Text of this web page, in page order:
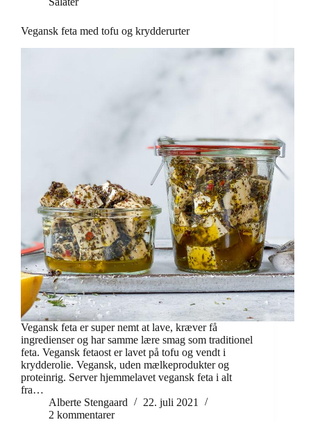
Vegansk feta med tofu og krydderurter
Vegansk feta er super nemt at lave, kræver få
ingredienser og har samme lære smag som traditionel
feta. Vegansk fetaost er lavet på tofu og vendt i
krydderolie. Vegansk, uden mælkeprodukter og
proteinrig. Server hjemmelavet vegansk feta i alt
fra…
Alberte Stengaard
22. juli 2021
2 kommentarer